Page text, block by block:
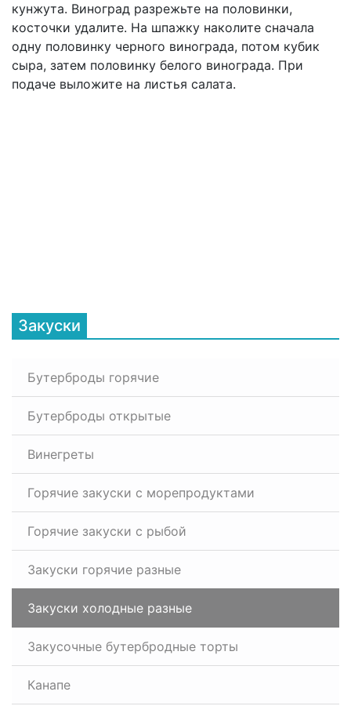
кунжута. Виноград разрежьте на половинки,
косточки удалите. На шпажку наколите сначала
одну половинку черного винограда, потом кубик
сыра, затем половинку белого винограда. При
подаче выложите на листья салата.
Закуски
Бутерброды горячие
Бутерброды открытые
Винегреты
Горячие закуски с морепродуктами
Горячие закуски с рыбой
Закуски горячие разные
Закуски холодные разные
Закусочные бутербродные торты
Канапе